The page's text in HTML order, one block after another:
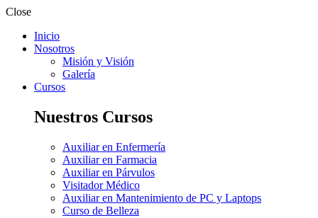
Close
Inicio
Nosotros
Misión y Visión
Galería
Cursos
Nuestros Cursos
Auxiliar en Enfermería
Auxiliar en Farmacia
Auxiliar en Párvulos
Visitador Médico
Auxiliar en Mantenimiento de PC y Laptops
Curso de Belleza